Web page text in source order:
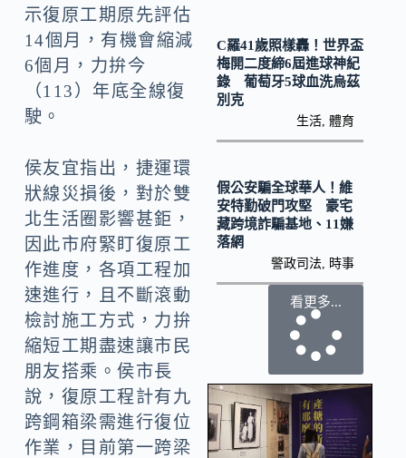
示復原工期原先評估
14個月，有機會縮減
6個月，力拚今
（113）年底全線復
駛。
侯友宜指出，捷運環
狀線災損後，對於雙
北生活圈影響甚鉅，
因此市府緊盯復原工
作進度，各項工程加
速進行，且不斷滾動
檢討施工方式，力拚
縮短工期盡速讓市民
朋友搭乘。侯市長
說，復原工程計有九
跨鋼箱梁需進行復位
作業，目前第一跨梁
C羅41歲照樣轟！世界盃
梅開二度締6屆進球神紀
錄 葡萄牙5球血洗烏茲
別克
生活 ,體育
假公安騙全球華人！維
安特勤破門攻堅 豪宅
藏跨境詐騙基地、11嫌
落網
警政司法 時事
看更多...